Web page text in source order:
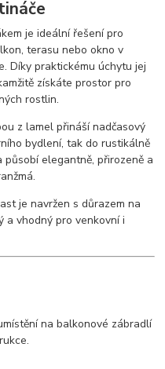
je ideální řešení pro
terasu nebo okno v
Díky praktickému úchytu jej
získáte prostor pro
rostlin.
z lamel přináší nadčasový
bydlení, tak do rustikálně
elegantně, přirozeně a
je navržen s důrazem na
a vhodný pro venkovní i
na balkonové zábradlí